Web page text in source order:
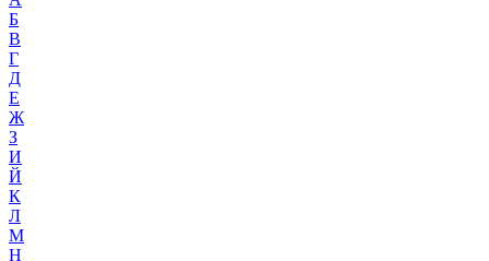
Б
В
Г
Д
Е
Ж
З
И
Й
К
Л
М
Н